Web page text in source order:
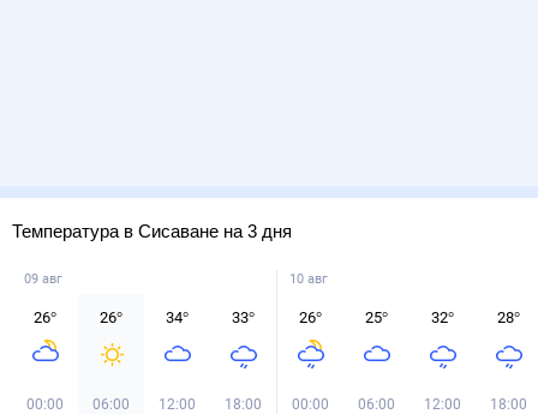
Температура в Сисаване на 3 дня
09 авг
26°
00:00
26°
06:00
34°
12:00
33°
18:00
10 авг
26°
00:00
25°
06:00
32°
12:00
28°
18:00